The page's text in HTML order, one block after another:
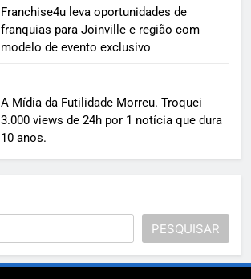
Franchise4u leva oportunidades de
franquias para Joinville e região com
modelo de evento exclusivo
A Mídia da Futilidade Morreu. Troquei
3.000 views de 24h por 1 notícia que dura
10 anos.
PESQUISAR